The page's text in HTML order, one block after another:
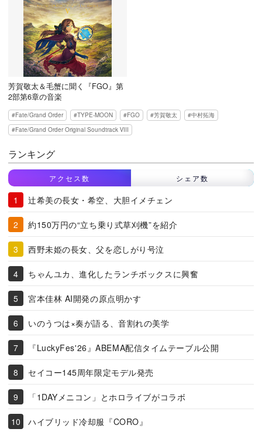
芳賀敬太＆毛蟹に聞く『FGO』第
2部第6章の音楽
Fate/Grand Order TYPE-MOON FGO 芳賀敬太
中村拓海
Fate/Grand Order Original Soundtrack Ⅷ
ランキング
アクセス数 シェア数
辻希美の長女・希空、大胆イメチェン
約150万円の“立ち乗り式草刈機”を紹介
西野未姫の長女、父を恋しがり号泣
ちゃんユカ、進化したランチボックスに興奮
宮本佳林 AI開発の原点明かす
いのうつは×奏が語る、音割れの美学
『LuckyFes'26』ABEMA配信タイムテーブル公開
セイコー145周年限定モデル発売
「1DAYメニコン」とホロライブがコラボ
ハイブリッド冷却服『CORO』